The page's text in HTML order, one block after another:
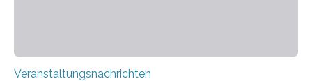
Veranstaltungsnachrichten